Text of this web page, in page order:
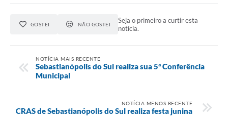
GOSTEI NÃO GOSTEI
Seja o primeiro a curtir esta
notícia.
NOTÍCIA MAIS RECENTE
Sebastianópolis do Sul realiza sua 5ª Conferência
Municipal
NOTÍCIA MENOS RECENTE
CRAS de Sebastianópolis do Sul realiza festa junina